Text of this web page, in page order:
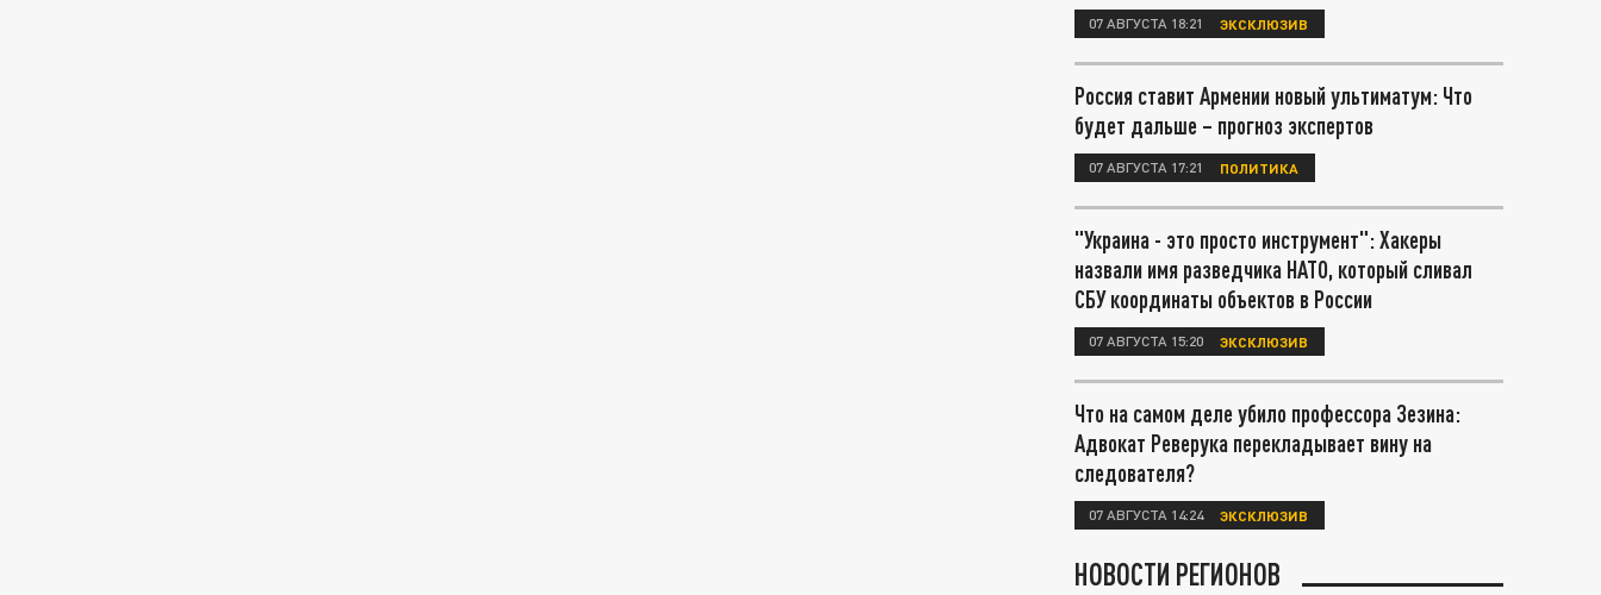
07 АВГУСТА 18:21 ЭКСКЛЮЗИВ
Россия ставит Армении новый ультиматум: Что
будет дальше – прогноз экспертов
07 АВГУСТА 17:21 ПОЛИТИКА
"Украина - это просто инструмент": Хакеры
назвали имя разведчика НАТО, который сливал
СБУ координаты объектов в России
07 АВГУСТА 15:20 ЭКСКЛЮЗИВ
Что на самом деле убило профессора Зезина:
Адвокат Реверука перекладывает вину на
следователя?
07 АВГУСТА 14:24 ЭКСКЛЮЗИВ
НОВОСТИ РЕГИОНОВ